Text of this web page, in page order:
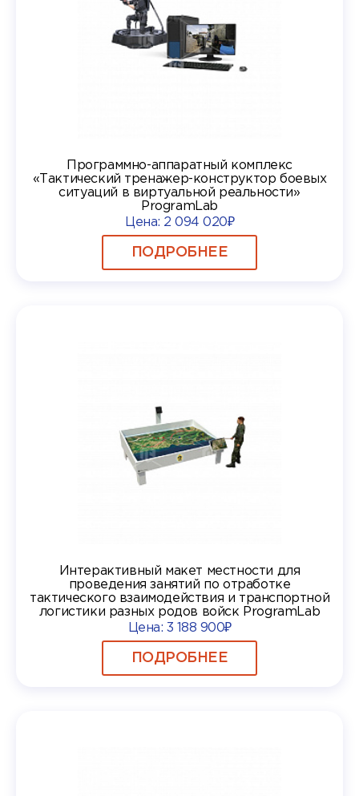
Программно-аппаратный комплекс
«Тактический тренажер-конструктор боевых
ситуаций в виртуальной реальности»
ProgramLab
Цена: 2 094 020₽
ПОДРОБНЕЕ
Интерактивный макет местности для
проведения занятий по отработке
тактического взаимодействия и транспортной
логистики разных родов войск ProgramLab
Цена: 3 188 900₽
ПОДРОБНЕЕ